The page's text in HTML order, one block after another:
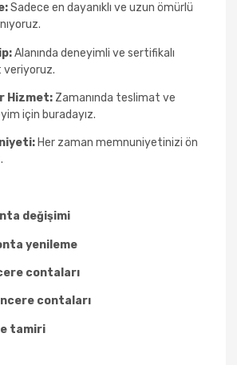
Sadece en dayanıklı ve uzun ömürlü
Alanında deneyimli ve sertifikalı
veriyoruz.
Hizmet: Zamanında teslimat ve
için buradayız.
Her zaman memnuniyetinizi ön
değişimi
yenileme
contaları
contaları
tamiri